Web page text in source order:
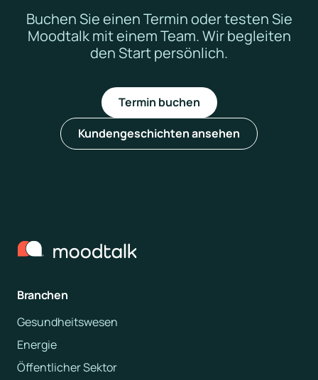
Buchen Sie einen Termin oder testen Sie
Moodtalk mit einem Team. Wir begleiten
den Start persönlich.
Termin buchen
Kundengeschichten ansehen
Branchen
Gesundheitswesen
Energie
Öffentlicher Sektor